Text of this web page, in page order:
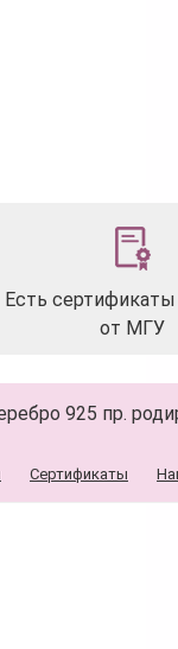
Есть
от МГУ
925 пр.
Сертификаты